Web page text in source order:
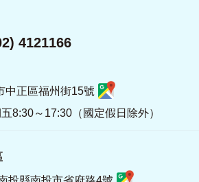
4121166
中正區福州街15號
8:30～17:30（國定假日除外）